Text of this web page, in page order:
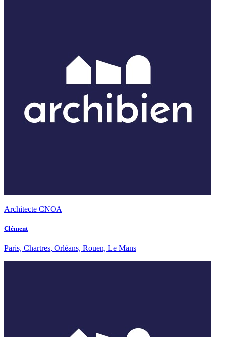
Architecte CNOA
Clément
Paris, Chartres, Orléans, Rouen, Le Mans